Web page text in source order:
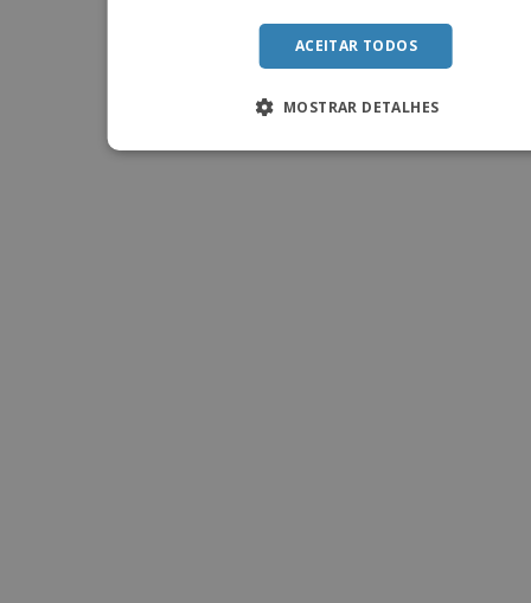
ACEITAR TODOS
MOSTRAR DETALHES